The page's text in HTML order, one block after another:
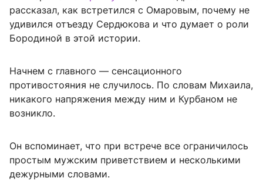
рассказал, как встретился с Омаровым, почему не
удивился отъезду Сердюкова и что думает о роли
Бородиной в этой истории.
Начнем с главного — сенсационного
противостояния не случилось. По словам Михаила,
никакого напряжения между ним и Курбаном не
возникло.
Он вспоминает, что при встрече все ограничилось
простым мужским приветствием и несколькими
дежурными словами.